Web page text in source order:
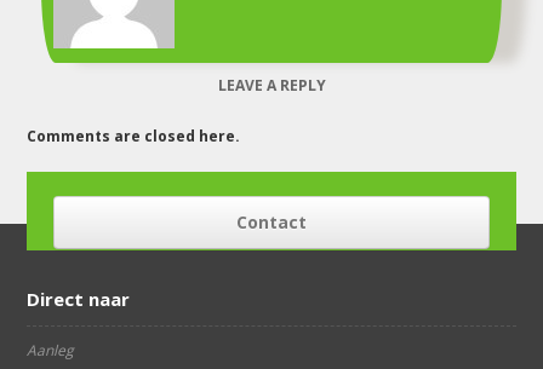
LEAVE A REPLY
Comments are closed here.
Contact
Direct naar
Aanleg